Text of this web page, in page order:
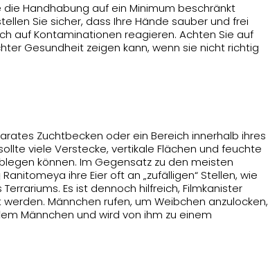
Handhabung auf ein Minimum beschränkt
Sie sicher, dass Ihre Hände sauber und frei
auf Kontaminationen reagieren. Achten Sie auf
Gesundheit zeigen kann, wenn sie nicht richtig
Zuchtbecken oder ein Bereich innerhalb ihres
viele Verstecke, vertikale Flächen und feuchte
können. Im Gegensatz zu den meisten
ihre Eier oft an „zufälligen“ Stellen, wie
Es ist dennoch hilfreich, Filmkanister
Männchen rufen, um Weibchen anzulocken,
Männchen und wird von ihm zu einem